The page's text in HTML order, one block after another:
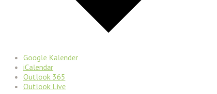
Google Kalender
iCalendar
Outlook 365
Outlook Live